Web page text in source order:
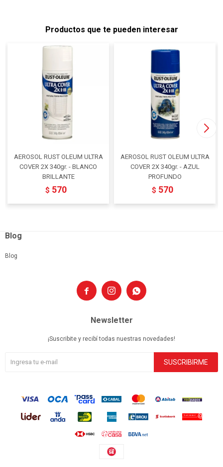
Productos que te pueden interesar
AEROSOL RUST OLEUM ULTRA
COVER 2X 340gr. - BLANCO
BRILLANTE
$ 570
AEROSOL RUST OLEUM ULTRA
COVER 2X 340gr. - AZUL
PROFUNDO
$ 570
  
Blog
Blog
Newsletter
¡Suscribite y recibí todas nuestras novedades!
SUSCRIBIRME